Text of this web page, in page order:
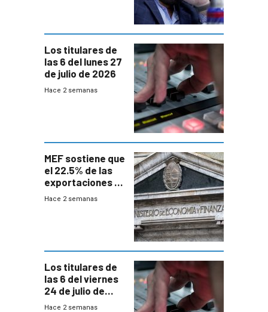
Los titulares de
las 6 del lunes 27
de julio de 2026
Hace 2 semanas
MEF sostiene que
el 22.5% de las
exportaciones a
EE.UU se verán
Hace 2 semanas
Los titulares de
las 6 del viernes
24 de julio de
2026
Hace 2 semanas